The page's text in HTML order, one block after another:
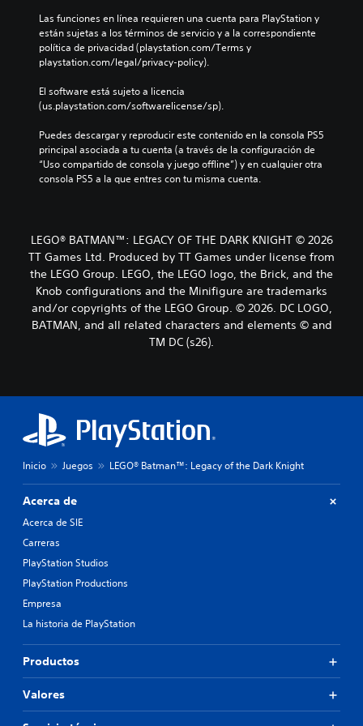
Las funciones en línea requieren una cuenta para PlayStation y
están sujetas a los términos de servicio y a la correspondiente
política de privacidad (playstation.com/Terms y
playstation.com/legal/privacy-policy).
El software está sujeto a licencia
(us.playstation.com/softwarelicense/sp).
Puedes descargar y reproducir este contenido en la consola PS5
principal asociada a tu cuenta (a través de la configuración de
“Uso compartido de consola y juego offline”) y en cualquier otra
consola PS5 a la que entres con tu misma cuenta.
LEGO® BATMAN™: LEGACY OF THE DARK KNIGHT © 2026
TT Games Ltd. Produced by TT Games under license from
the LEGO Group. LEGO, the LEGO logo, the Brick, and the
Knob configurations and the Minifigure are trademarks
and/or copyrights of the LEGO Group. © 2026. DC LOGO,
BATMAN, and all related characters and elements © and
TM DC (s26).
Inicio Juegos LEGO® Batman™: Legacy of the Dark Knight
Acerca de
Acerca de SIE
Carreras
PlayStation Studios
PlayStation Productions
Empresa
La historia de PlayStation
Productos
Valores